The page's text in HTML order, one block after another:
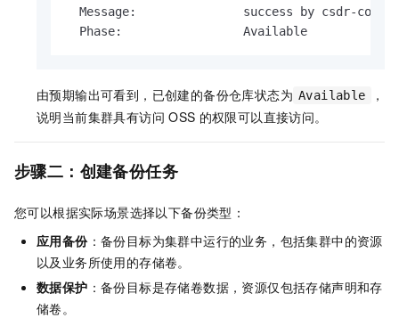
Message:               success by csdr-
  Phase:                 Available
由预期输出可看到，已创建的备份仓库状态为 Available
，
说明当前集群具有访问 OSS 的权限可以直接访问。
步骤二：创建备份任务
您可以根据实际场景选择以下备份类型：
应用备份：备份目标为集群中运行的业务，包括集群中的资源
以及业务所使用的存储卷。
数据保护 ：备份目标是存储卷数据，资源仅包括存储声明和存
储卷。